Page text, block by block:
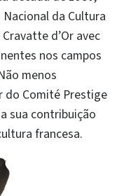
da Cultura
d’Or avec
nos campos
menos
do Comité Prestige
sua contribuição
francesa.